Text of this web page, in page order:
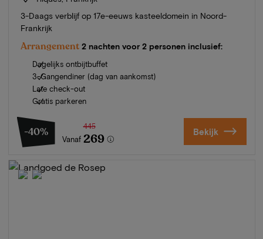
3-Daags verblijf op 17e-eeuws kasteeldomein in Noord-
Frankrijk
Arrangement 2 nachten voor 2 personen inclusief:
Dagelijks ontbijtbuffet
3-Gangendiner (dag van aankomst)
Late check-out
Gratis parkeren
-40%
Vanaf
445
269 Bekijk